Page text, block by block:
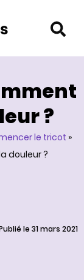
?
le tricot »
douleur ?
le 31 mars 2021